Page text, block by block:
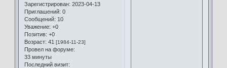
Зарегистрирован: 2023-04-13
Приглашений: 0
Сообщений: 10
Уважение: +0
Позитив: +0
Возраст: 41 [1984-11-23]
Провел на форуме:
33 минуты
Последний визит: